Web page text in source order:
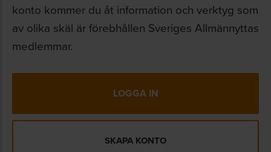
2025-05-06
konto kommer du åt information och verktyg som
av olika skäl är förebhållen Sveriges Allmännyttas
medlemmar.
LOGGA IN
SKAPA KONTO